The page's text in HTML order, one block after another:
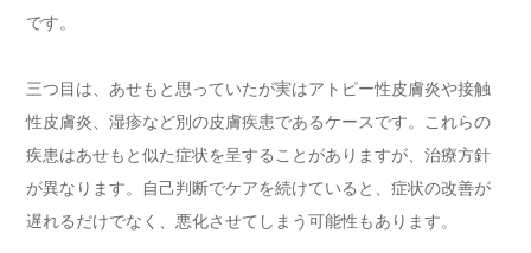
です。
三つ目は、あせもと思っていたが実はアトピー性皮膚炎や接触
性皮膚炎、湿疹など別の皮膚疾患であるケースです。これらの
疾患はあせもと似た症状を呈することがありますが、治療方針
が異なります。自己判断でケアを続けていると、症状の改善が
遅れるだけでなく、悪化させてしまう可能性もあります。